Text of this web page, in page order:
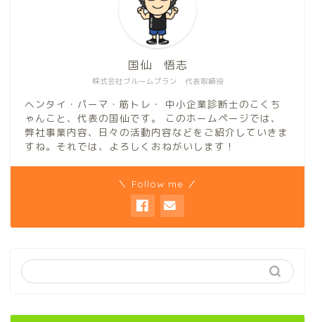
株式会社ブルームプラン 代表取締役
国仙 悟志
ヘンタイ・パーマ・筋トレ・ 中小企業診断士のこくち
ゃんこと、代表の国仙です。 このホームページでは、
弊社事業内容、日々の活動内容などをご紹介していきま
すね。それでは、よろしくおねがいします！
＼ Follow me ／